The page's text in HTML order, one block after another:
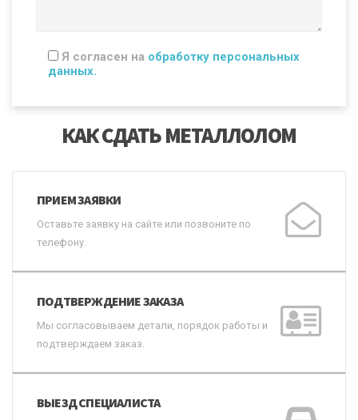
Я согласен на обработку персональных
данных.
КАК СДАТЬ МЕТАЛЛОЛОМ
ПРИЕМ ЗАЯВКИ
Оставьте заявку на сайте или позвоните по
телефону.
ПОДТВЕРЖДЕНИЕ ЗАКАЗА
Мы согласовываем детали, порядок работы и
подтверждаем заказ.
ВЫЕЗД СПЕЦИАЛИСТА